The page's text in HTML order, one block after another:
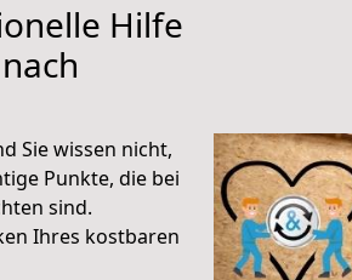
Hilfe
Sie wissen nicht,
Punkte, die bei
sind.
Ihres kostbaren